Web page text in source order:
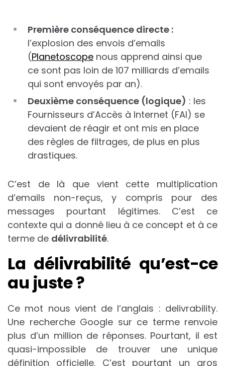
Première conséquence directe :
l’explosion des envois d’emails
(Planetoscope nous apprend ainsi que
ce sont pas loin de 107 milliards d’emails
qui sont envoyés par an).
Deuxième conséquence (logique) : les
Fournisseurs d’Accès à Internet (FAI) se
devaient de réagir et ont mis en place
des règles de filtrages, de plus en plus
drastiques.
C’est de là que vient cette multiplication
d’emails non-reçus, y compris pour des
messages pourtant légitimes. C’est ce
contexte qui a donné lieu à ce concept et à ce
terme de délivrabilité.
La délivrabilité qu’est-ce
au juste ?
Ce mot nous vient de l’anglais : delivrability.
Une recherche Google sur ce terme renvoie
plus d’un million de réponses. Pourtant, il est
quasi-impossible de trouver une unique
définition officielle. C’est pourtant un gros